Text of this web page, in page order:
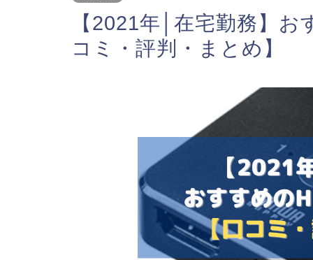
【2021年│在宅勤務】
コミ・評判・まとめ】